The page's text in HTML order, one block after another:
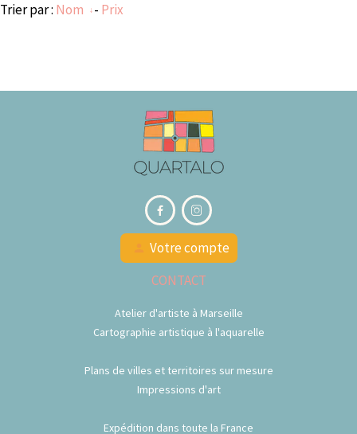
Trier par : Nom - Prix
 
Votre compte
CONTACT
Atelier d'artiste à Marseille
Cartographie artistique à l'aquarelle
Plans de villes et territoires sur mesure
Impressions d'art
Expédition dans toute la France